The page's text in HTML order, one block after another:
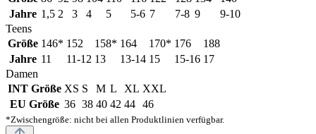
Jahre 1,5 2 3 4 5 5-6 7 7-8 9
9-10
Teens
Größe 146* 152 158* 164 170* 176
188
Jahre 11 11-12 13 13-14 15 15-16 17
Damen
INT Größe XS S M L XL XXL
EU Größe 36 38 40 42 44 46
*Zwischengröße: nicht bei allen Produktlinien verfügbar.